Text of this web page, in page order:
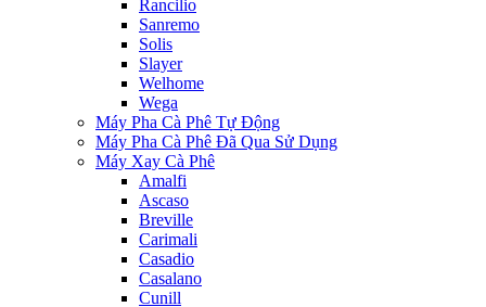
Rancilio
Sanremo
Solis
Slayer
Welhome
Wega
Máy Pha Cà Phê Tự Động
Máy Pha Cà Phê Đã Qua Sử Dụng
Máy Xay Cà Phê
Amalfi
Ascaso
Breville
Carimali
Casadio
Casalano
Cunill